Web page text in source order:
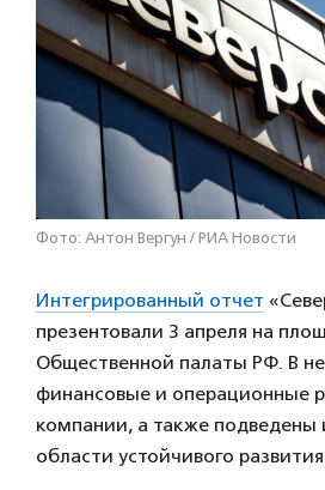
Фото: Антон Вергун / РИА Новости
Интегрированный отчет
презентовали 3 апреля на
Общественной палаты РФ. В
финансовые и операционные
компании, а также подведены
области устойчивого